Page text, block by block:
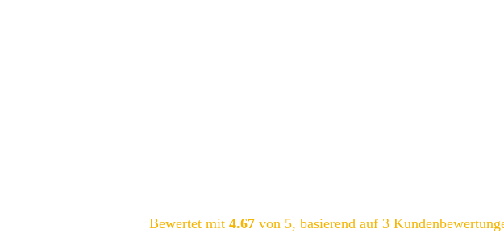
Bewertet mit 4.67 von 5, basierend auf 3